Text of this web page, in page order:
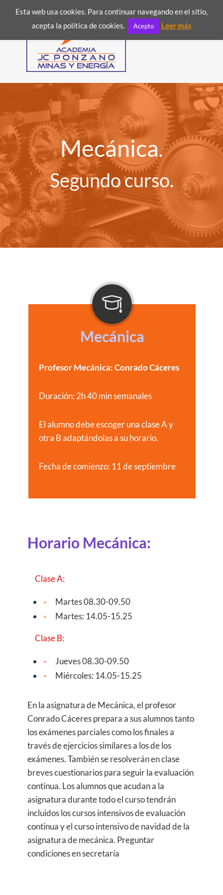

Mecánica.
Segundo curso.
Mecánica
Profesor Mecánica: Conrado Cáceres
Duración: 2h 40 min semanales
El alumno debe escoger una clase A y
otra B adaptándolas a su horario.​
Fecha de comienzo: 11 de septiembre
Horario Mecánica:
Clase A:
Martes 08.30-09.50
Martes: 14.05-15.25
Clase B:
Jueves 08.30-09.50
Miércoles: 14.05-15.25
​En la asignatura de Mecánica, el profesor
Conrado Cáceres prepara a sus alumnos tanto
los exámenes parciales como los finales a
través de ejercicios similares a los de los
exámenes. También se resolverán en clase
breves cuestionarios para seguir la evaluación
continua. Los alumnos que acudan a la
asignatura durante todo el curso tendrán
incluidos los cursos intensivos de evaluación
continua y el curso intensivo de navidad de la
asignatura de mecánica. Preguntar
condiciones en secretaría
Esta web usa cookies. Para continuar navegando en el sitio,
acepta la política de cookies.
Acepto Leer más